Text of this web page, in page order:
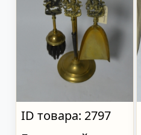
ID товара: 2797